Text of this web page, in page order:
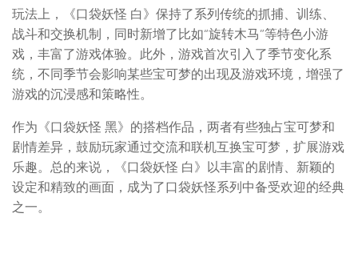
玩法上，《口袋妖怪 白》保持了系列传统的抓捕、训练、
战斗和交换机制，同时新增了比如“旋转木马”等特色小游
戏，丰富了游戏体验。此外，游戏首次引入了季节变化系
统，不同季节会影响某些宝可梦的出现及游戏环境，增强了
游戏的沉浸感和策略性。
作为《口袋妖怪 黑》的搭档作品，两者有些独占宝可梦和
剧情差异，鼓励玩家通过交流和联机互换宝可梦，扩展游戏
乐趣。总的来说，《口袋妖怪 白》以丰富的剧情、新颖的
设定和精致的画面，成为了口袋妖怪系列中备受欢迎的经典
之一。